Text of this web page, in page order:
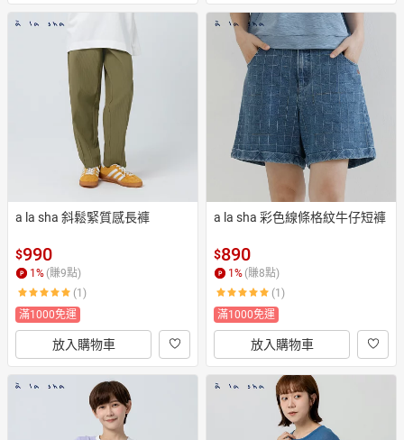
a la sha 斜鬆緊質感長褲
$990
1 % (賺9點)
(1)
滿1000免運
放入購物車
a la sha 彩色線條格紋牛仔短褲
$890
1 % (賺8點)
(1)
滿1000免運
放入購物車